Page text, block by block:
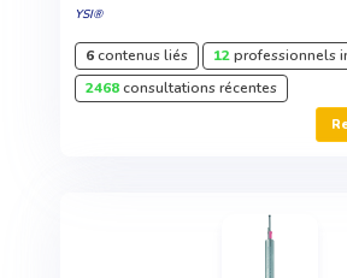
YSI®
6contenus liés 12professionnels
2468consultations récentes